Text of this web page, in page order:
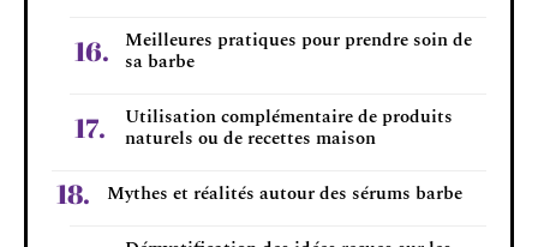
Meilleures pratiques pour prendre soin de
sa barbe
Utilisation complémentaire de produits
naturels ou de recettes maison
Mythes et réalités autour des sérums barbe